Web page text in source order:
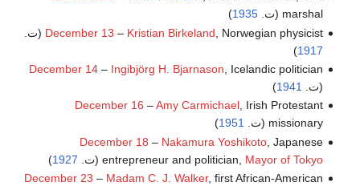
marshal (ت.
1935
)
December 13 – Kristian Birkeland , Norwegian physicist (ت.
1917
)
December 14– Ingibjörg H. Bjarnason , Icelandic politician
(ت.
1941
)
December 16 –Amy Carmichael, Irish Protestant
missionary (ت.
1951
)
December 18 – Nakamura Yoshikoto, Japanese
entrepreneur and politician, Mayor of Tokyo (ت. 1927
)
December 23 – Madam C. J. Walker, first African-American